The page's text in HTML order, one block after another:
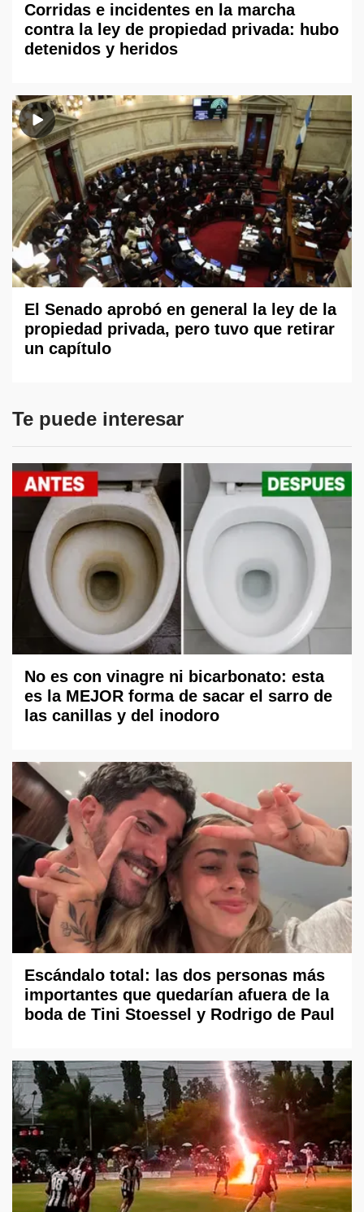
Corridas e incidentes en la marcha
contra la ley de propiedad privada: hubo
detenidos y heridos
El Senado aprobó en general la ley de la
propiedad privada, pero tuvo que retirar
un capítulo
Te puede interesar
No es con vinagre ni bicarbonato: esta
es la MEJOR forma de sacar el sarro de
las canillas y del inodoro
Escándalo total: las dos personas más
importantes que quedarían afuera de la
boda de Tini Stoessel y Rodrigo de Paul